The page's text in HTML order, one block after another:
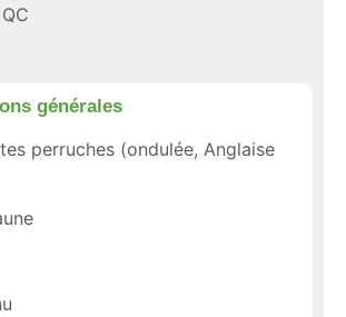
générales​
perruches (ondulée, Anglaise